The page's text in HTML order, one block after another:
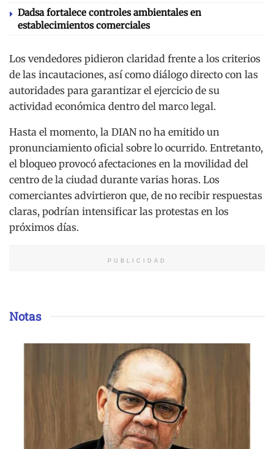
Dadsa fortalece controles ambientales en
establecimientos comerciales
Los vendedores pidieron claridad frente a los criterios
de las incautaciones, así como diálogo directo con las
autoridades para garantizar el ejercicio de su
actividad económica dentro del marco legal.
Hasta el momento, la DIAN no ha emitido un
pronunciamiento oficial sobre lo ocurrido. Entretanto,
el bloqueo provocó afectaciones en la movilidad del
centro de la ciudad durante varias horas. Los
comerciantes advirtieron que, de no recibir respuestas
claras, podrían intensificar las protestas en los
próximos días.
PUBLICIDAD
Notas